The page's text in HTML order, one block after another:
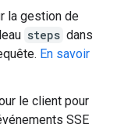
la gestion de
steps dans
En savoir
le client pour
SSE